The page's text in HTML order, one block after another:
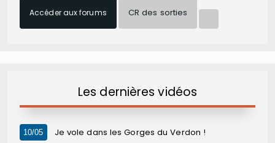
Accéder aux forums CR des sorties
Les dernières vidéos
10/05 Je vole dans les Gorges du Verdon !